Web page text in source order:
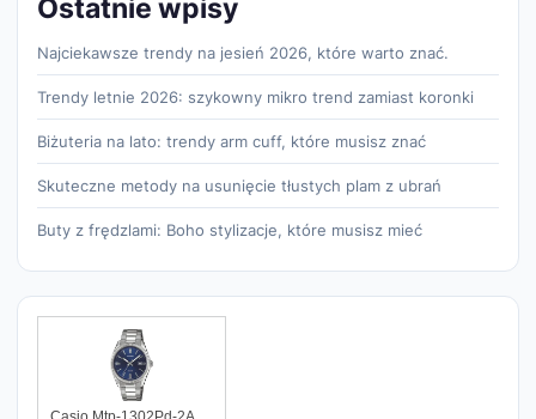
Ostatnie wpisy
Najciekawsze trendy na jesień 2026, które warto znać.
Trendy letnie 2026: szykowny mikro trend zamiast koronki
Biżuteria na lato: trendy arm cuff, które musisz znać
Skuteczne metody na usunięcie tłustych plam z ubrań
Buty z frędzlami: Boho stylizacje, które musisz mieć